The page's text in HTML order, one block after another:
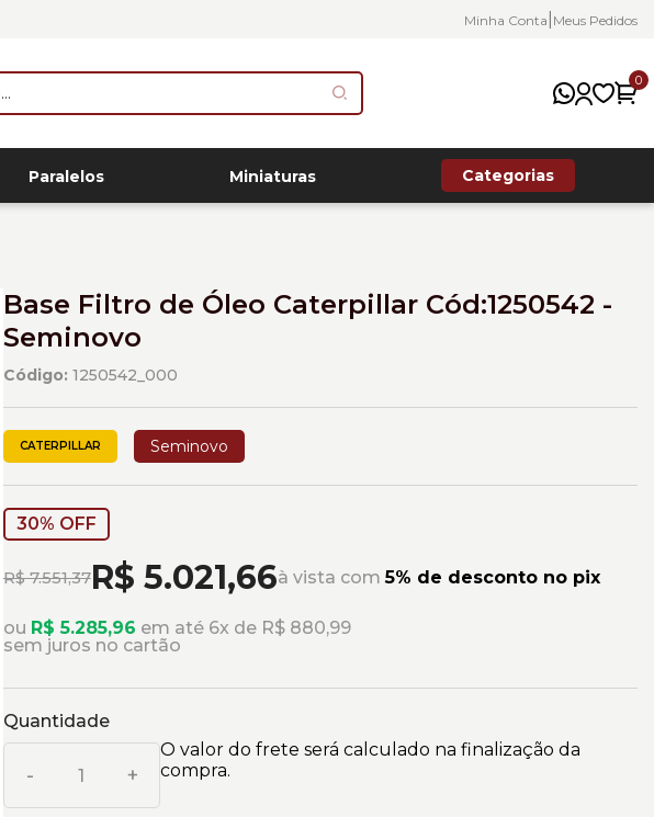
Minha Conta Meus Pedidos
0
Paralelos Miniaturas Categorias
Base Filtro de Óleo Caterpillar Cód:1250542 -
Seminovo
Código: 1250542_000
CATERPILLAR Seminovo
30% OFF
R$ 7.551,37R$ 5.021,66à vista com5% de desconto no pix
ou R$ 5.285,96 em até 6x de R$ 880,99
sem juros no cartão
Quantidade
- +
O valor do frete será calculado na finalização da
compra.